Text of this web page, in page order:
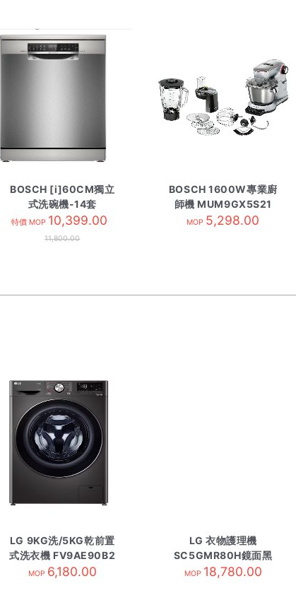
BOSCH [i]60CM獨立
式洗碗機-14套
SMS6ZCI85M
特價 MOP 10,399.00
11,800.00
BOSCH 1600W專業廚
師機 MUM9GX5S21
MOP 5,298.00
LG 9KG洗/5KG乾前置
式洗衣機 FV9AE90B2
MOP 6,180.00
LG 衣物護理機
SC5GMR80H鏡面黑
MOP 18,780.00